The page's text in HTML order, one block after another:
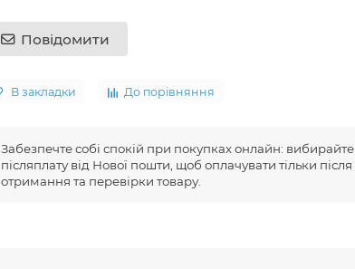
Повідомити
В закладки До порівняння
Забезпечте собі спокій при покупках онлайн: вибирайте
післяплату від Нової пошти, щоб оплачувати тільки після
отримання та перевірки товару.